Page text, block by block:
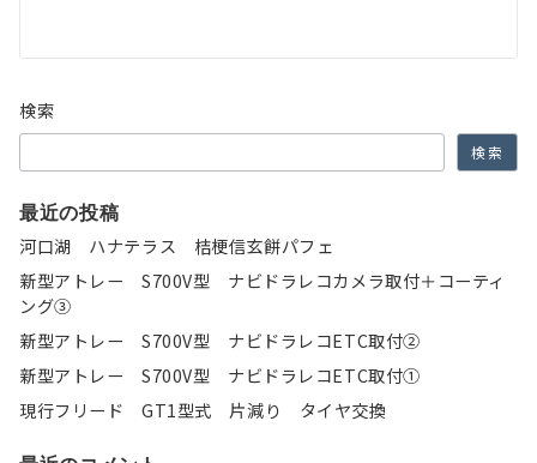
シ
ョ
ン
検索
検索
最近の投稿
河口湖 ハナテラス 桔梗信玄餅パフェ
新型アトレー S700V型 ナビドラレコカメラ取付＋コーティ
ング③
新型アトレー S700V型 ナビドラレコETC取付②
新型アトレー S700V型 ナビドラレコETC取付①
現行フリード GT1型式 片減り タイヤ交換